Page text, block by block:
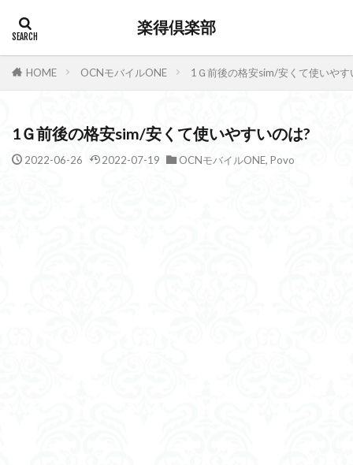
楽得倶楽部
HOME OCNモバイルONE 1Ｇ前後の格安sim/安くて使いやす
1Ｇ前後の格安sim/安くて使いやすいのは?
2022-06-26 2022-07-19 OCNモバイルONE, Povo